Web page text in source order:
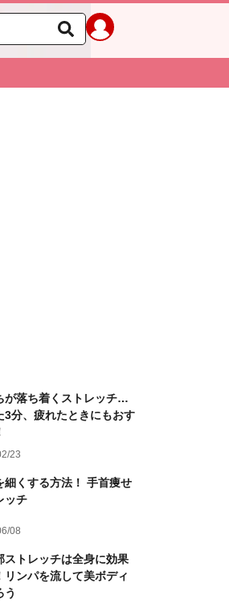
が落ち着くストレッチ…
3分、疲れたときにもおす
23
細くする方法！ 手首痩せ
ッチ
08
ストレッチは全身に効果
リンパを流して美ボディ
う